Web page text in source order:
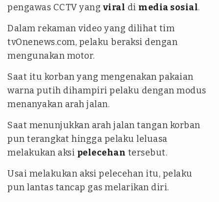
pengawas CCTV yang viral di media sosial.
Dalam rekaman video yang dilihat tim
tvOnenews.com, pelaku beraksi dengan
mengunakan motor.
Saat itu korban yang mengenakan pakaian
warna putih dihampiri pelaku dengan modus
menanyakan arah jalan.
Saat menunjukkan arah jalan tangan korban
pun terangkat hingga pelaku leluasa
melakukan aksi pelecehan tersebut.
Usai melakukan aksi pelecehan itu, pelaku
pun lantas tancap gas melarikan diri.